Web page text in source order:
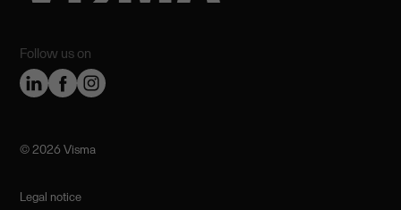
Follow us on
©️ 2026 Visma
Legal notice